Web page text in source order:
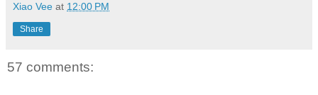
Xiao Vee at 12:00 PM
Share
57 comments: